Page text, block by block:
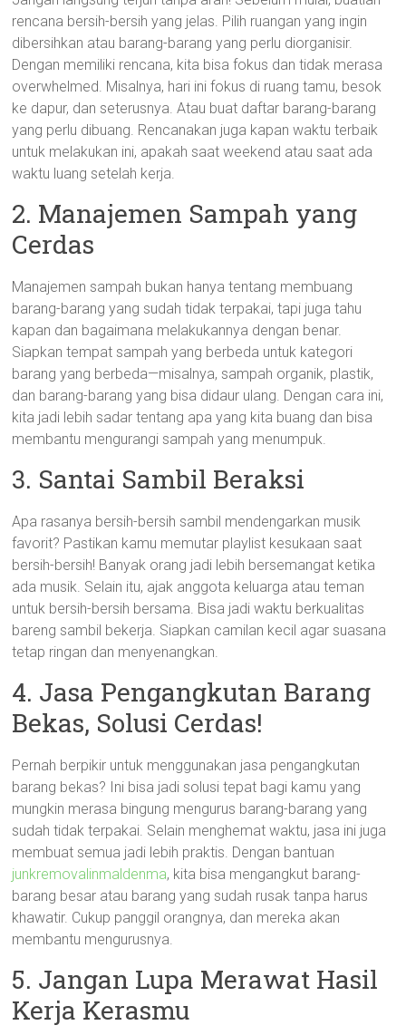
rencana bersih-bersih yang jelas. Pilih ruangan yang ingin
dibersihkan atau barang-barang yang perlu diorganisir.
Dengan memiliki rencana, kita bisa fokus dan tidak merasa
overwhelmed. Misalnya, hari ini fokus di ruang tamu, besok
ke dapur, dan seterusnya. Atau buat daftar barang-barang
yang perlu dibuang. Rencanakan juga kapan waktu terbaik
untuk melakukan ini, apakah saat weekend atau saat ada
waktu luang setelah kerja.
2. Manajemen Sampah yang
Cerdas
Manajemen sampah bukan hanya tentang membuang
barang-barang yang sudah tidak terpakai, tapi juga tahu
kapan dan bagaimana melakukannya dengan benar.
Siapkan tempat sampah yang berbeda untuk kategori
barang yang berbeda—misalnya, sampah organik, plastik,
dan barang-barang yang bisa didaur ulang. Dengan cara ini,
kita jadi lebih sadar tentang apa yang kita buang dan bisa
membantu mengurangi sampah yang menumpuk.
3. Santai Sambil Beraksi
Apa rasanya bersih-bersih sambil mendengarkan musik
favorit? Pastikan kamu memutar playlist kesukaan saat
bersih-bersih! Banyak orang jadi lebih bersemangat ketika
ada musik. Selain itu, ajak anggota keluarga atau teman
untuk bersih-bersih bersama. Bisa jadi waktu berkualitas
bareng sambil bekerja. Siapkan camilan kecil agar suasana
tetap ringan dan menyenangkan.
4. Jasa Pengangkutan Barang
Bekas, Solusi Cerdas!
Pernah berpikir untuk menggunakan jasa pengangkutan
barang bekas? Ini bisa jadi solusi tepat bagi kamu yang
mungkin merasa bingung mengurus barang-barang yang
sudah tidak terpakai. Selain menghemat waktu, jasa ini juga
membuat semua jadi lebih praktis. Dengan bantuan
junkremovalinmaldenma, kita bisa mengangkut barang-
barang besar atau barang yang sudah rusak tanpa harus
khawatir. Cukup panggil orangnya, dan mereka akan
membantu mengurusnya.
5. Jangan Lupa Merawat Hasil
Kerja Kerasmu